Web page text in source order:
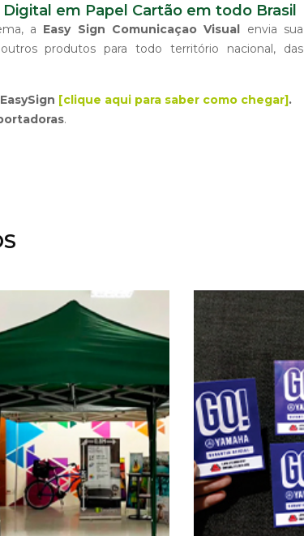
em Papel Cartão em todo Brasil
a Easy Sign Comunicaçao Visual envia sua
produtos para todo território nacional, das
EasySign [clique aqui para saber como chegar].
.